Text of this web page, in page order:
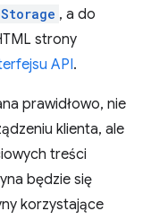
, a do
strony
API.
prawidłowo, nie
klienta, ale
treści
będzie się
korzystające